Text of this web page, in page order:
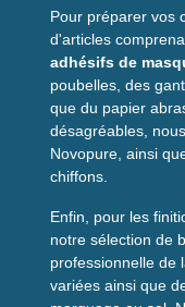
- Manuel d’utilisation
Type de laser :
Température
Arrêt automatique :
préserver la batterie.
Pour préparer vos
d'articles
adhésifs de
poubelles, des
que du papier
désagréables,
Novopure, ainsi
chiffons.
Enfin, pour les
notre sélection de
professionnelle de
variées ainsi que